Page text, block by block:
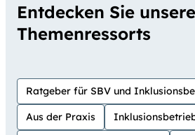
Entdecken Sie unsere
Themenressorts
Ratgeber für SBV und
Aus der Praxis